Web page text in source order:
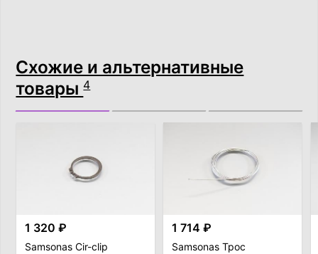
Схожие и альтернативные
товары4
1 320 ₽
Samsonas Cir-clip
1 714 ₽
Samsonas Трос